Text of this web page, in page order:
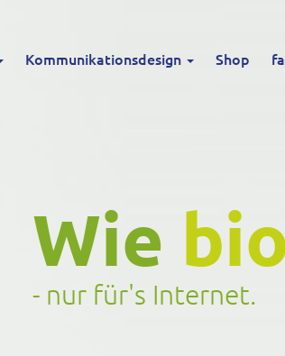
Kommunikationsdesign Shop
Wie bio
- nur für's Internet.